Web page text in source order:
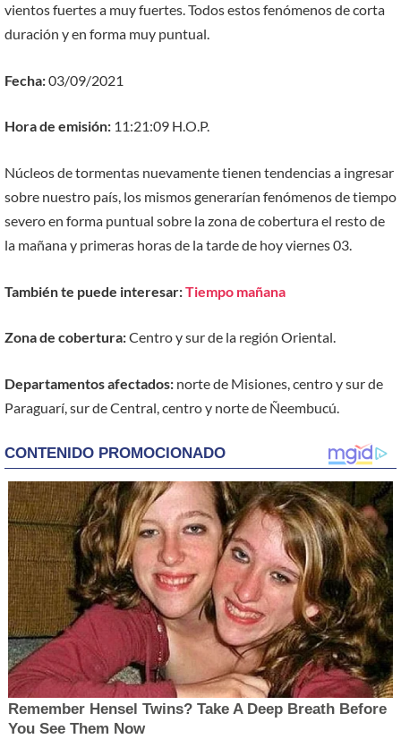
vientos fuertes a muy fuertes. Todos estos fenómenos de corta
duración y en forma muy puntual.
Fecha:03/09/2021
Hora de emisión: 11:21:09 H.O.P.
Núcleos de tormentas nuevamente tienen tendencias a ingresar
sobre nuestro país, los mismos generarían fenómenos de tiempo
severo en forma puntual sobre la zona de cobertura el resto de
la mañana y primeras horas de la tarde de hoy viernes 03.
También te puede interesar:Tiempo mañana
Zona de cobertura:Centro y sur de la región Oriental.
Departamentos afectados: norte de Misiones, centro y sur de
Paraguarí, sur de Central, centro y norte de Ñeembucú.